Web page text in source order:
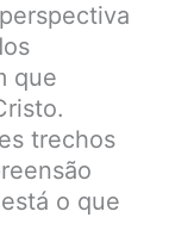
que
trechos
o que